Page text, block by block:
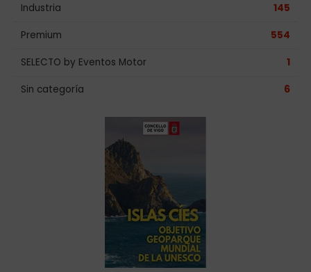
Industria 145
Premium 554
SELECTO by Eventos Motor 1
Sin categoría 6